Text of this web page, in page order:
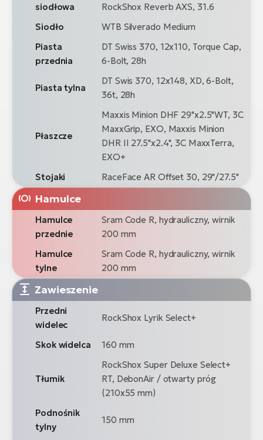
siodłowa
RockShox Reverb AXS, 31.6
Siodło
WTB Silverado Medium
Piasta
przednia
DT Swiss 370, 12x110, Torque Cap,
6-Bolt, 28h
Piasta tylna
DT Swis 370, 12x148, XD, 6-Bolt,
36t, 28h
Płaszcze
Maxxis Minion DHF 29"x2.5"WT, 3C
MaxxGrip, EXO, Maxxis Minion
DHR II 27.5"x2.4", 3C MaxxTerra,
EXO+
Stojaki
RaceFace AR Offset 30, 29"/27.5"
Hamulce
Hamulce
przednie
Sram Code R, hydrauliczny, wirnik
200 mm
Hamulce
tylne
Sram Code R, hydrauliczny, wirnik
200 mm
Zawieszenie
Przedni
widelec
RockShox Lyrik Select+
Skok widelca 160 mm
Tłumik
RockShox Super Deluxe Select+
RT, DebonAir / otwarty próg
(210x55 mm)
Podnośnik
tylny
150 mm